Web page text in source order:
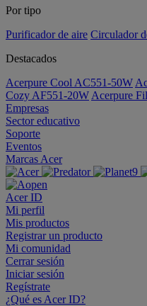
Por tipo
Purificador de aire Circulador
Destacados
Acerpure Cool AC551-50W
Cozy AF551-20W Acerpure
Empresas
Sector educativo
Soporte
Eventos
Marcas Acer
Acer ID
Mi perfil
Mis productos
Registrar un producto
Mi comunidad
Cerrar sesión
Iniciar sesión
Regístrate
¿Qué es Acer ID?